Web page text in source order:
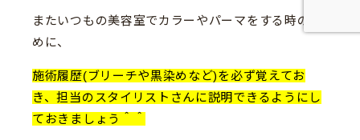
またいつもの美容室でカラーやパーマをする時のた
めに、
施術履歴(ブリーチや黒染めなど)を必ず覚えてお
き、担当のスタイリストさんに説明できるようにし
ておきましょう＾＾